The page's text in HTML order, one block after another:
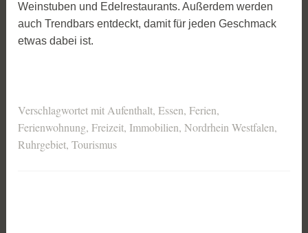
Weinstuben und Edelrestaurants. Außerdem werden
auch Trendbars entdeckt, damit für jeden Geschmack
etwas dabei ist.
Verschlagwortet mitAufenthalt,Essen,Ferien,
Ferienwohnung,Freizeit,Immobilien,Nordrhein Westfalen,
Ruhrgebiet,Tourismus